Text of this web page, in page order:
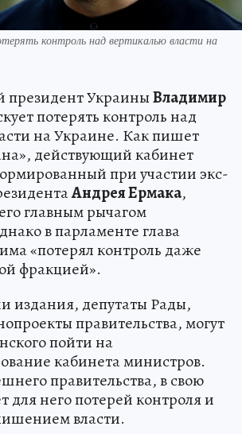
контроль над вертикалью власти на
УкраиныВладимир
потерять контроль над
на Украине. Как пишет
действующий кабинет
при участии экс-
Андрея Ермака,
главным рычагом
в парламенте глава
«потерял контроль даже
фракцией».
издания, депутаты Рады,
правительства, могут
пойти на
кабинета министров.
правительства, в свою
для него потерей контроля и
власти.